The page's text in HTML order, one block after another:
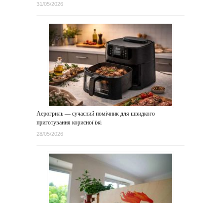
31/05/2026
Аерогриль — сучасний помічник для швидкого
приготування корисної їжі
28/05/2026